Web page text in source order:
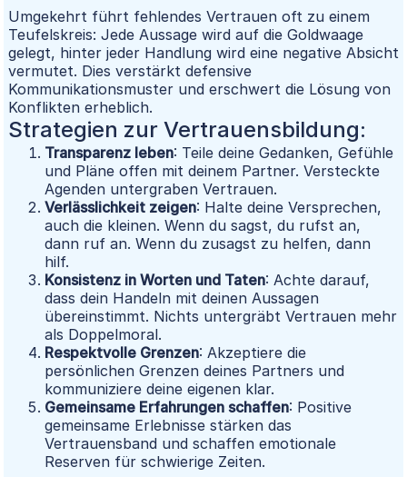
Umgekehrt führt fehlendes Vertrauen oft zu einem
Teufelskreis: Jede Aussage wird auf die Goldwaage
gelegt, hinter jeder Handlung wird eine negative Absicht
vermutet. Dies verstärkt defensive
Kommunikationsmuster und erschwert die Lösung von
Konflikten erheblich.
Strategien zur Vertrauensbildung:
Transparenz leben: Teile deine Gedanken, Gefühle
und Pläne offen mit deinem Partner. Versteckte
Agenden untergraben Vertrauen.
Verlässlichkeit zeigen: Halte deine Versprechen,
auch die kleinen. Wenn du sagst, du rufst an,
dann ruf an. Wenn du zusagst zu helfen, dann
hilf.
Konsistenz in Worten und Taten: Achte darauf,
dass dein Handeln mit deinen Aussagen
übereinstimmt. Nichts untergräbt Vertrauen mehr
als Doppelmoral.
Respektvolle Grenzen: Akzeptiere die
persönlichen Grenzen deines Partners und
kommuniziere deine eigenen klar.
Gemeinsame Erfahrungen schaffen: Positive
gemeinsame Erlebnisse stärken das
Vertrauensband und schaffen emotionale
Reserven für schwierige Zeiten.